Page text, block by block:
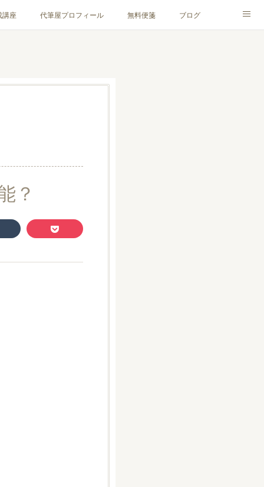
講座 代筆屋プロフィール 無料便箋 ブログ
？